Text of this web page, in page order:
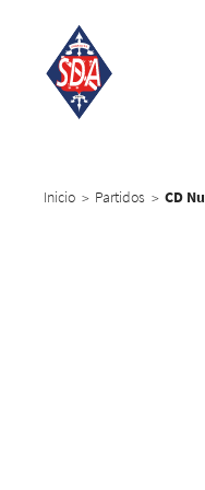
Inicio > Partidos > CD